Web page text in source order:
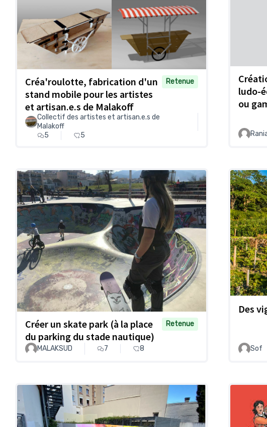
Créa'roulotte, fabrication d'un
stand mobile pour les artistes
et artisan.e.s de Malakoff
Retenue
Collectif des artistes et artisan.e.s de
Malakoff
5
5
ludo-
ou
Créer un skate park (à la place
du parking du stade nautique)
Retenue
MALAKSUD 7 8
Des
Sof